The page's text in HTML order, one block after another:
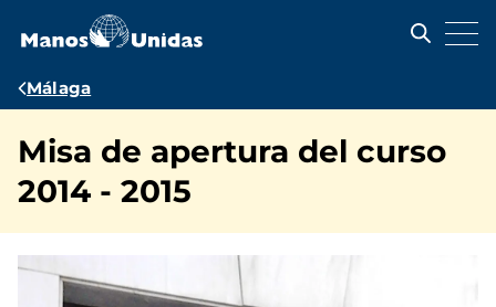
contenido
Ruta
navegación
Málaga
Misa de apertura del curso
2014 - 2015